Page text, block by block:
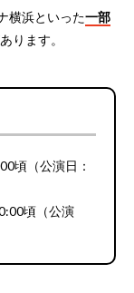
横浜といった一部
ります。
頃（公演日：
頃（公演